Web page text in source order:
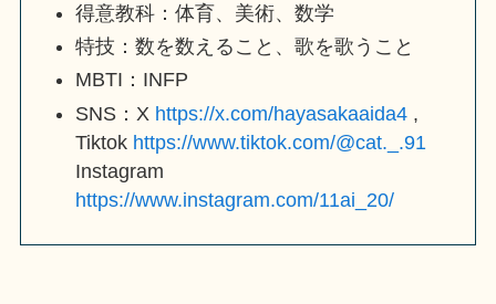
得意教科：体育、美術、数学
特技：数を数えること、歌を歌うこと
MBTI：INFP
SNS：X https://x.com/hayasakaaida4 ,
Tiktok https://www.tiktok.com/@cat._.91
Instagram
https://www.instagram.com/11ai_20/